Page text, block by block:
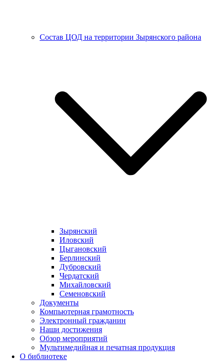
Состав ЦОД на территории Зырянского района
Зырянский
Иловский
Цыгановский
Берлинский
Дубровский
Чердатский
Михайловский
Семеновский
Документы
Компьютерная грамотность
Электронный гражданин
Наши достижения
Обзор мероприятий
Мультимедийная и печатная продукция
О библиотеке